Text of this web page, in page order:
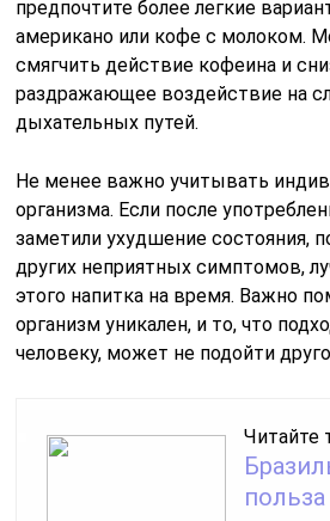
предпочтите более легкие
американо или кофе с молоком.
смягчить действие кофеина и
раздражающее воздействие на
дыхательных путей.
Не менее важно учитывать
организма. Если после
заметили ухудшение состояния,
других неприятных симптомов,
этого напитка на время. Важно
организм уникален, и то, что
человеку, может не подойти
Читайте